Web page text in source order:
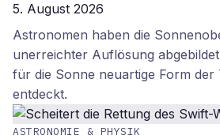
5. August 2026
Astronomen haben die
unerreichter Auflösung
für die Sonne neuartige Form der
entdeckt.
ASTRONOMIE & PHYSIK